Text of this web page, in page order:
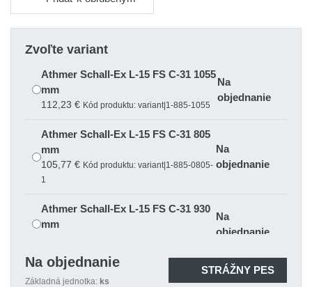
Zvoľte variant
Athmer Schall-Ex L-15 FS C-31 1055
mm
112,23 € Kód produktu: variant|1-885-1055
Na
objednanie
Athmer Schall-Ex L-15 FS C-31 805
mm
105,77 € Kód produktu: variant|1-885-0805-
1
Na
objednanie
Athmer Schall-Ex L-15 FS C-31 930
mm
Na
objednanie
Na objednanie
Základná jednotka: ks
STRÁŽNY PES